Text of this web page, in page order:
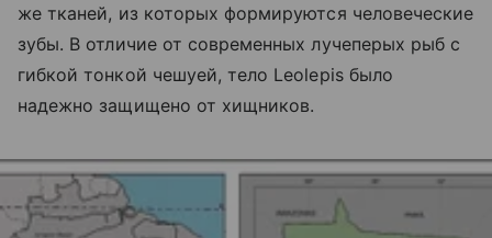
же тканей, из которых формируются человеческие
зубы. В отличие от современных лучеперых рыб с
гибкой тонкой чешуей, тело Leolepis было
надежно защищено от хищников.